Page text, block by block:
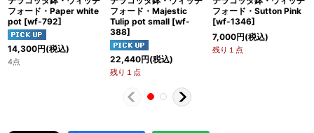
フォード・Paper white
pot [wf-792]
14,300円(税込)
4点
フォード・Majestic
Tulip pot small [wf-
388]
22,440円(税込)
残り１点
フォード・Sutton Pink
[wf-1346]
7,000円(税込)
残り１点